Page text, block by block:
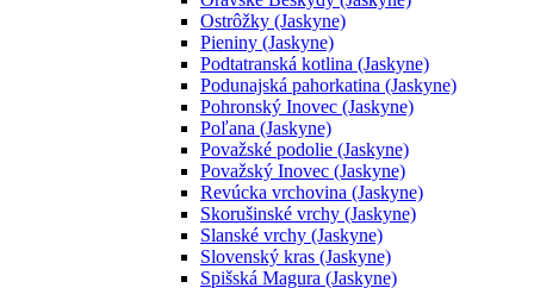
Ostrôžky (Jaskyne)
Pieniny (Jaskyne)
Podtatranská kotlina (Jaskyne)
Podunajská pahorkatina (Jaskyne)
Pohronský Inovec (Jaskyne)
Poľana (Jaskyne)
Považské podolie (Jaskyne)
Považský Inovec (Jaskyne)
Revúcka vrchovina (Jaskyne)
Skorušinské vrchy (Jaskyne)
Slanské vrchy (Jaskyne)
Slovenský kras (Jaskyne)
Spišská Magura (Jaskyne)